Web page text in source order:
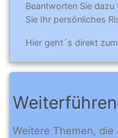
Beantworten Sie dazu
Sie Ihr persönliches
Hier geht´s direkt zum
Weitere Themen,